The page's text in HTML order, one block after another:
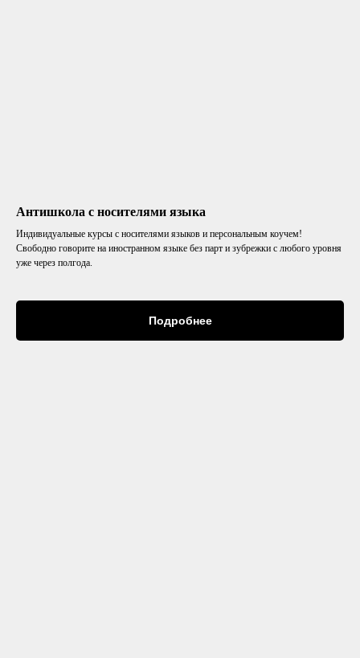
Антишкола с носителями языка
Индивидуальные курсы с носителями языков и персональным коучем!
Свободно говорите на иностранном языке без парт и зубрежки с любого уровня
уже через полгода.
Подробнее